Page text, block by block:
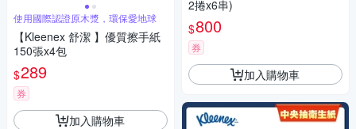
使用國際認證原木漿，環保愛地球
【Kleenex 舒潔 】優質擦手紙
150張x4包
$289
券
加入購物車
2捲x6串)
$800
券
加入購物車